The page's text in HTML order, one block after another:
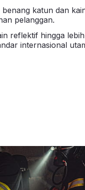
katun dan
pelanggan.
reflektif hingga
internasional